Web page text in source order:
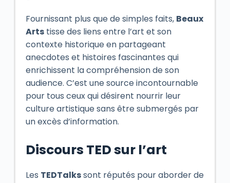
Fournissant plus que de simples faits, Beaux
Artstisse des liens entre l’art et son
contexte historique en partageant
anecdotes et histoires fascinantes qui
enrichissent la compréhension de son
audience. C’est une source incontournable
pour tous ceux qui désirent nourrir leur
culture artistique sans être submergés par
un excès d’information.
Discours TED sur l’art
Les TEDTalkssont réputés pour aborder de